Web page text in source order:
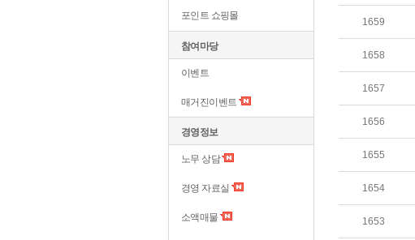
포인트 쇼핑몰
참여마당
이벤트
매거진이벤트
경영정보
노무 상담
경영 자료실
소액매물
1659
1658
1657
1656
1655
1654
1653